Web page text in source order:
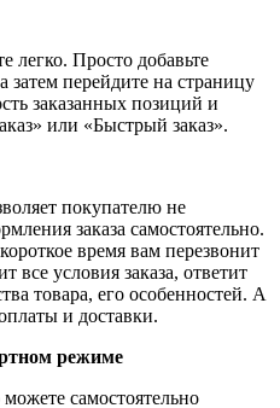
легко. Просто добавьте
перейдите на страницу
заказанных позиций и
или «Быстрый заказ».
покупателю не
заказа самостоятельно.
время вам перезвонит
все условия заказа, ответит
товара, его особенностей. А
и доставки.
режиме
самостоятельно